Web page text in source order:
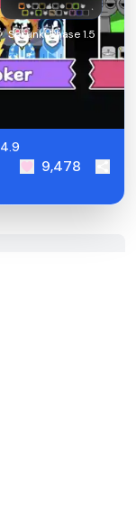
Sprunki Phase 1.5
4.9
9,478